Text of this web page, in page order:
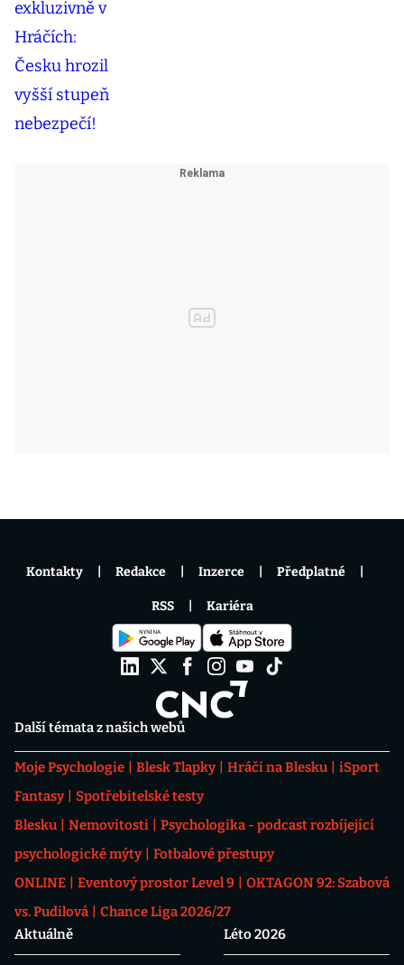
Další témata z našich webů
Moje Psychologie Blesk Tlapky Hráči na Blesku
iSport
Fantasy
Spotřebitelské testy
Blesku
Nemovitosti
Psychologika - podcast rozbíjející
psychologické mýty
Fotbalové přestupy
ONLINE
Eventový prostor Level 9
OKTAGON 92: Szabová
vs. Pudilová
Chance Liga 2026/27
Aktuálně
Léto 2026
Kontakty Redakce Inzerce Předplatné
RSS Kariéra